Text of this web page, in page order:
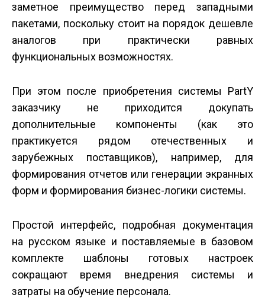
заметное преимущество перед западными
пакетами, поскольку стоит на порядок дешевле
аналогов при практически равных
функциональных возможностях.
При этом после приобретения системы PartY
заказчику не приходится докупать
дополнительные компоненты (как это
практикуется рядом отечественных и
зарубежных поставщиков), например, для
формирования отчетов или генерации экранных
форм и формирования бизнес-логики системы.
Простой интерфейс, подробная документация
на русском языке и поставляемые в базовом
комплекте шаблоны готовых настроек
сокращают время внедрения системы и
затраты на обучение персонала.